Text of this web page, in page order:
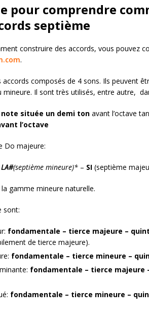
pour comprendre
septième
construire des accords, vous pouvez
.
composés de 4 sons. Ils peuvent
Il sont très utilisés, entre autre,
située un demi ton avant l’octave
l’octave
Do majeure:
LA#(septième mineure)* – SI (septième
gamme mineure naturelle.
sont:
fondamentale – tierce majeure –
de tierce majeure).
fondamentale – tierce mineure –
fondamentale – tierce majeure
fondamentale – tierce mineure –